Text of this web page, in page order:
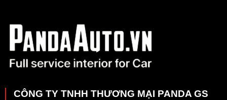
CÔNG TY TNHH THƯƠNG MẠI PANDA GS